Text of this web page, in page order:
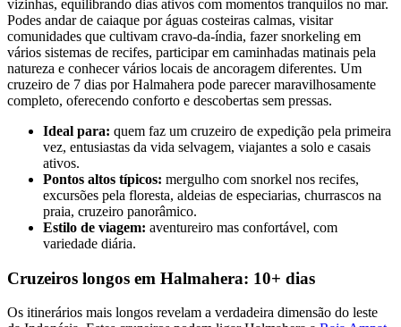
vizinhas, equilibrando dias ativos com momentos tranquilos no mar.
Podes andar de caiaque por águas costeiras calmas, visitar
comunidades que cultivam cravo-da-índia, fazer snorkeling em
vários sistemas de recifes, participar em caminhadas matinais pela
natureza e conhecer vários locais de ancoragem diferentes. Um
cruzeiro de 7 dias por Halmahera pode parecer maravilhosamente
completo, oferecendo conforto e descobertas sem pressas.
Ideal para: quem faz um cruzeiro de expedição pela primeira
vez, entusiastas da vida selvagem, viajantes a solo e casais
ativos.
Pontos altos típicos: mergulho com snorkel nos recifes,
excursões pela floresta, aldeias de especiarias, churrascos na
praia, cruzeiro panorâmico.
Estilo de viagem: aventureiro mas confortável, com
variedade diária.
Cruzeiros longos em Halmahera: 10+ dias
Os itinerários mais longos revelam a verdadeira dimensão do leste